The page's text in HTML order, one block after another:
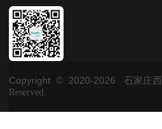
Copyright © 2020-2026
石家庄
Reserved.